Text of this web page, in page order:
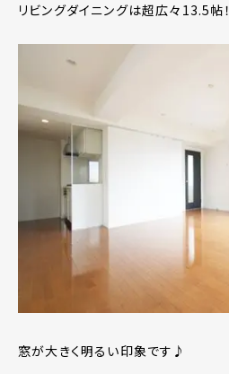
リビングダイニングは超広々13.5帖！
窓が大きく明るい印象です♪